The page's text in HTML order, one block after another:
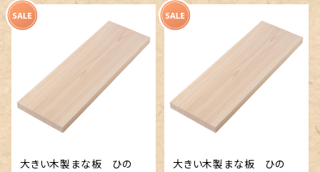
大きい木製まな板 ひの
大きい木製まな板 ひの